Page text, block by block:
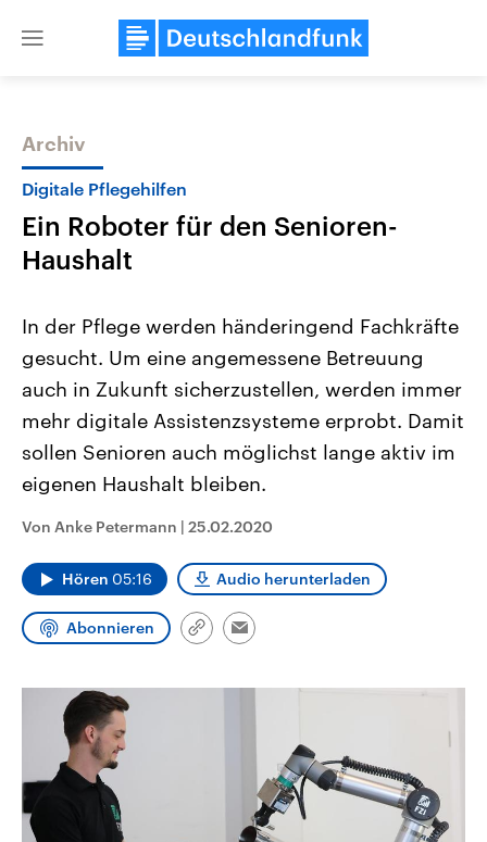
Close
Themen
Landtagswahl Sachsen-Anhalt
2026
Alle Informationen
Sachsen-Anhalt wählt am 6.
September 2026 einen neuen
Landtag. Seit 2021 wird das
Bundesland von einer Koalition aus
CDU, SPD und FDP regiert.-
Umfragen, Prognosen,
Wahlprogramme, aktuelle Berichte
und Kandidaten der anstehenden
Wahl.
Aktuelle Beiträge,
Hintergründe
Wirtschaftlich und
gehören die Vereinigten
den mächtigsten Ländern
Archiv
Digitale Pflegehilfen
Ein Roboter für den Senioren-
Haushalt
In der Pflege werden händeringend Fachkräfte
gesucht. Um eine angemessene Betreuung
auch in Zukunft sicherzustellen, werden immer
mehr digitale Assistenzsysteme erprobt. Damit
sollen Senioren auch möglichst lange aktiv im
eigenen Haushalt bleiben.
Von Anke Petermann | 25.02.2020
Hören 05:16 Audio herunterladen
Abonnieren
Link
Email